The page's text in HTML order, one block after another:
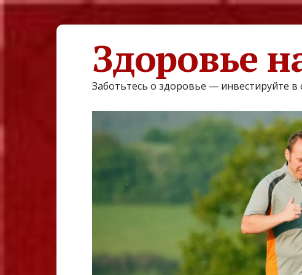
Здоровье
Заботьтесь о здоровье — инвестируйте в